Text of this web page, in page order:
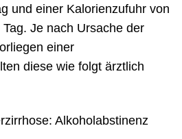
und einer Kalorienzufuhr von
Je nach Ursache der
einer
diese wie folgt ärztlich
Alkoholabstinenz